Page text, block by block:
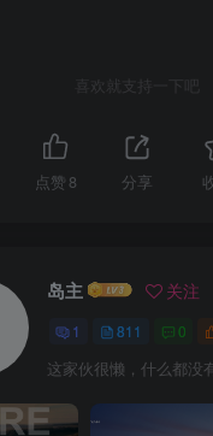
第6页 / 共57页
，还剩
页，您可
线阅读
取中国传统文化养分，运用
语中国好水凉白开甜，真的
好喝wRTB·采用125C高温瞬
杀茴温度和特温时间。口感
到广泛认可HOW,采用德国
喜欢就支持一下吧
点赞 8 分享
岛主 关注
1 811 0
这家伙很懒，什么都没